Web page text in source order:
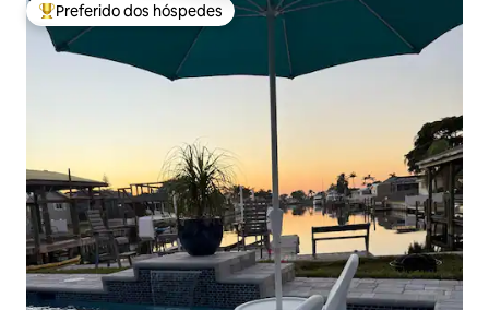
Entre os melhores preferidos dos hóspedes
Preferido dos hóspedes